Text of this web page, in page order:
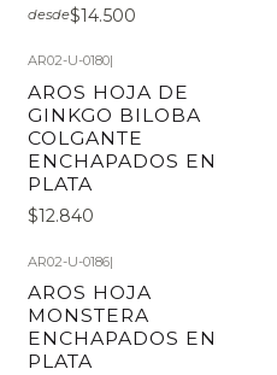
desde$14.500
AR02-U-0180|
AROS HOJA DE
GINKGO BILOBA
COLGANTE
ENCHAPADOS EN
PLATA
$12.840
AR02-U-0186|
AROS HOJA
MONSTERA
ENCHAPADOS EN
PLATA